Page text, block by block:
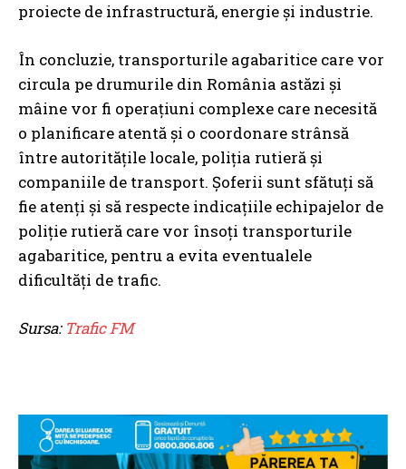
proiecte de infrastructură, energie și industrie.
În concluzie, transporturile agabaritice care vor
circula pe drumurile din România astăzi și
mâine vor fi operațiuni complexe care necesită
o planificare atentă și o coordonare strânsă
între autoritățile locale, poliția rutieră și
companiile de transport. Șoferii sunt sfătuți să
fie atenți și să respecte indicațiile echipajelor de
poliție rutieră care vor însoți transporturile
agabaritice, pentru a evita eventualele
dificultăți de trafic.
Sursa: Trafic FM